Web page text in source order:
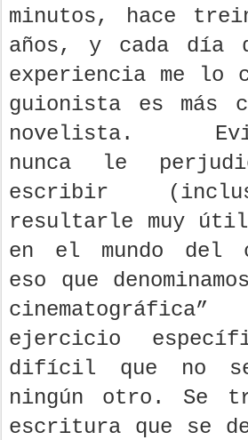
minutos, hace
años, y cada día
experiencia me lo
guionista es más
novelista.
nunca le
escribir
resultarle muy
en el mundo del
eso que
ejercicio
difícil que no
ningún otro. Se
escritura que se